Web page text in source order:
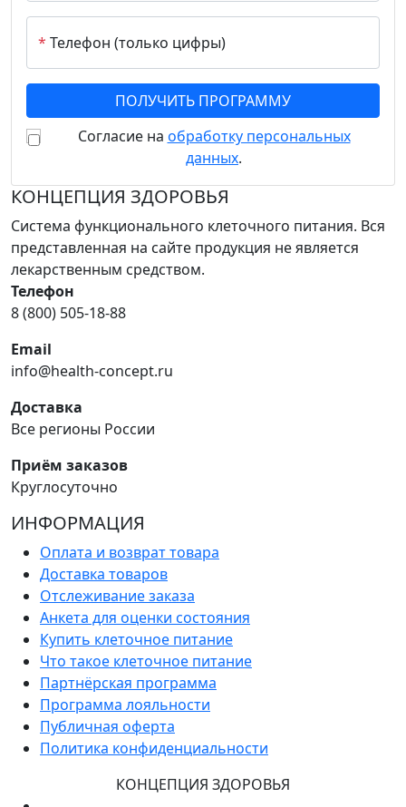
* Телефон (только цифры)
Согласие на обработку персональных
данных.
КОНЦЕПЦИЯ ЗДОРОВЬЯ
Система функционального клеточного питания. Вся
представленная на сайте продукция не является
лекарственным средством.
Телефон
8 (800) 505-18-88
Email
info@health-concept.ru
Доставка
Все регионы России
Приём заказов
Круглосуточно
ИНФОРМАЦИЯ
Оплата и возврат товара
Доставка товаров
Отслеживание заказа
Анкета для оценки состояния
Купить клеточное питание
Что такое клеточное питание
Партнёрская программа
Программа лояльности
Публичная оферта
Политика конфиденциальности
КОНЦЕПЦИЯ ЗДОРОВЬЯ